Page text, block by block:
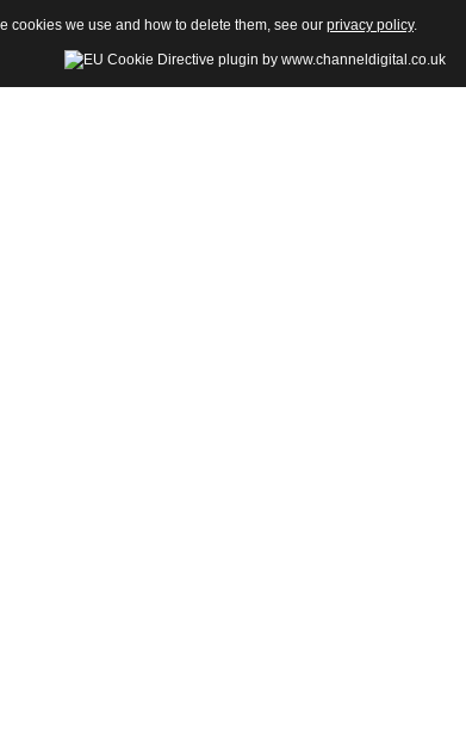
di Psicologia-
cookies we use and how to delete them, see our privacy policy.